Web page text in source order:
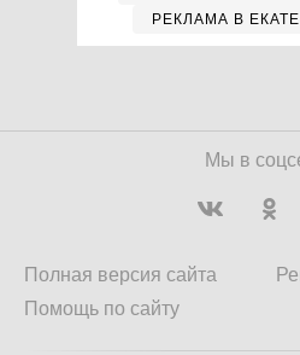
РЕКЛАМА В
Мы в
Полная версия сайта
Помощь по сайту